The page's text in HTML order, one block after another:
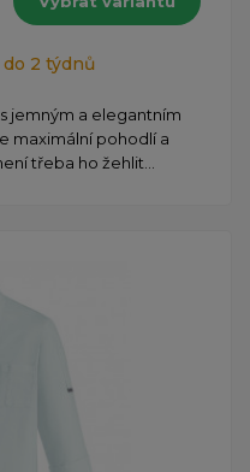
2 týdnů
jemným a elegantním
maximální pohodlí a
třeba ho žehlit...